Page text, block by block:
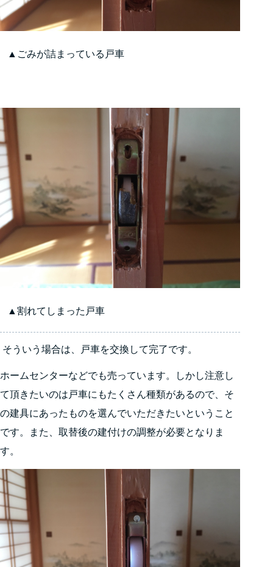
▲ごみが詰まっている戸車
▲割れてしまった戸車
そういう場合は、戸車を交換して完了です。
ホームセンターなどでも売っています。しかし注意し
て頂きたいのは戸車にもたくさん種類があるので、そ
の建具にあったものを選んでいただきたいということ
です。また、取替後の建付けの調整が必要となりま
す。